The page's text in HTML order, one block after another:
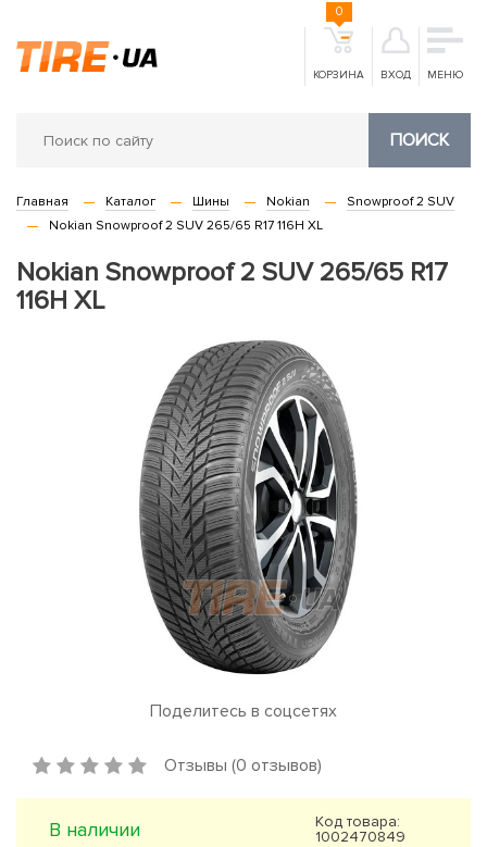
КОРЗИНА
0
ВХОД МЕНЮ
ПОИСК
Главная Каталог Шины Nokian
Snowproof 2 SUV
Nokian Snowproof 2 SUV 265/65 R17 116H XL
Nokian Snowproof 2 SUV 265/65 R17
116H XL
Поделитесь в соцсетях
Отзывы (0 отзывов)
В наличии
Код товара:
1002470849